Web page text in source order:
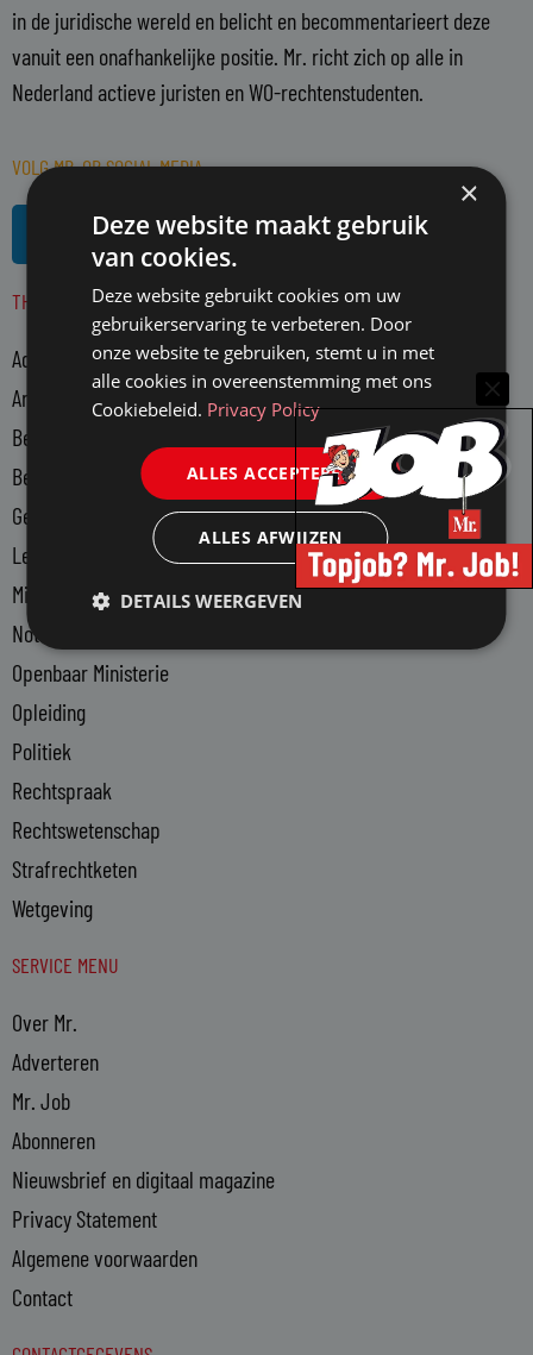
in de juridische wereld en belicht en becommentarieert deze
vanuit een onafhankelijke positie. Mr. richt zich op alle in
Nederland actieve juristen en WO-rechtenstudenten.
VOLG MR. OP SOCIAL MEDIA
R
s
s
THEMA'S
Advocatuur
Arbeidsmarkt
Bedrijfsjuristen
Bedrijfsvoering
Gerechtsdeurwaarders
Legal Tech
Ministerie van Justitie en Veiligheid
Notariaat
Openbaar Ministerie
Opleiding
Politiek
Rechtspraak
Rechtswetenschap
Strafrechtketen
Wetgeving
SERVICE MENU
Over Mr.
Adverteren
Mr. Job
Abonneren
Nieuwsbrief en digitaal magazine
Privacy Statement
Algemene voorwaarden
Contact
×
Deze website maakt gebruik
van cookies.
Deze website gebruikt cookies om uw
gebruikerservaring te verbeteren. Door
onze website te gebruiken, stemt u in met
alle cookies in overeenstemming met ons
Cookiebeleid. Privacy Policy
ALLES ACCEPTEREN
ALLES AFWIJZEN
DETAILS WEERGEVEN